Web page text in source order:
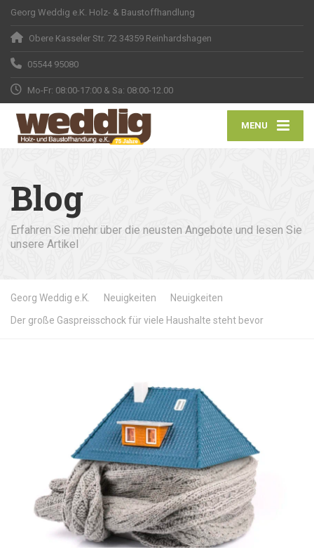
Georg Weddig e.K. Holz- & Baustoffhandlung
Obere Kasseler Str. 72 34359 Reinhardshagen
05544 95080
Mo-Fr: 08:00-17:00 & Sa: 08:00-12.00
MENU
Blog
Erfahren Sie mehr über die neusten Angebote und lesen Sie
unsere Artikel
Georg Weddig e.K. Neuigkeiten
Neuigkeiten
Der große Gaspreisschock für viele Haushalte steht bevor